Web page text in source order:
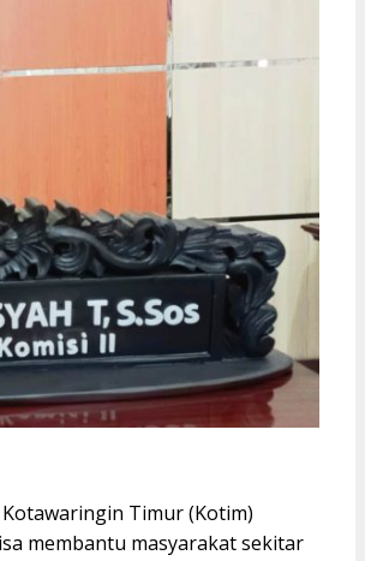
Kotawaringin Timur (Kotim)
membantu masyarakat sekitar